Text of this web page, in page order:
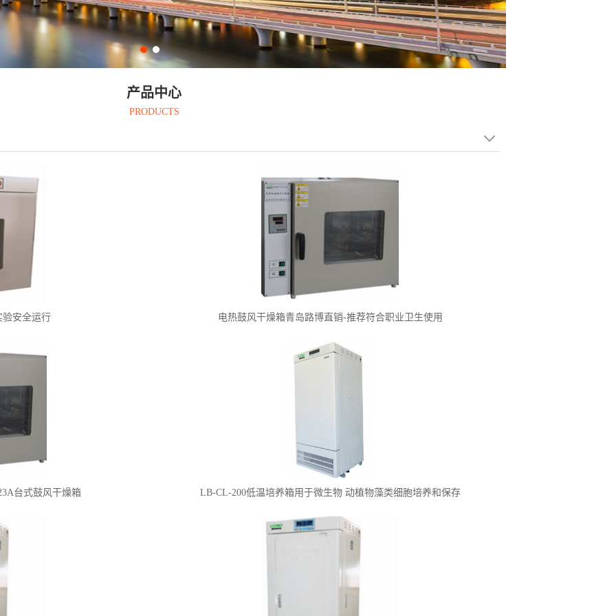
产品中心
PRODUCTS
验安全运行 电热鼓风干燥箱青岛路博直销-推荐符合职业卫生使用
台式鼓风干燥箱 LB-CL-200低温培养箱用于微生物 动植物藻类细胞培养和保存